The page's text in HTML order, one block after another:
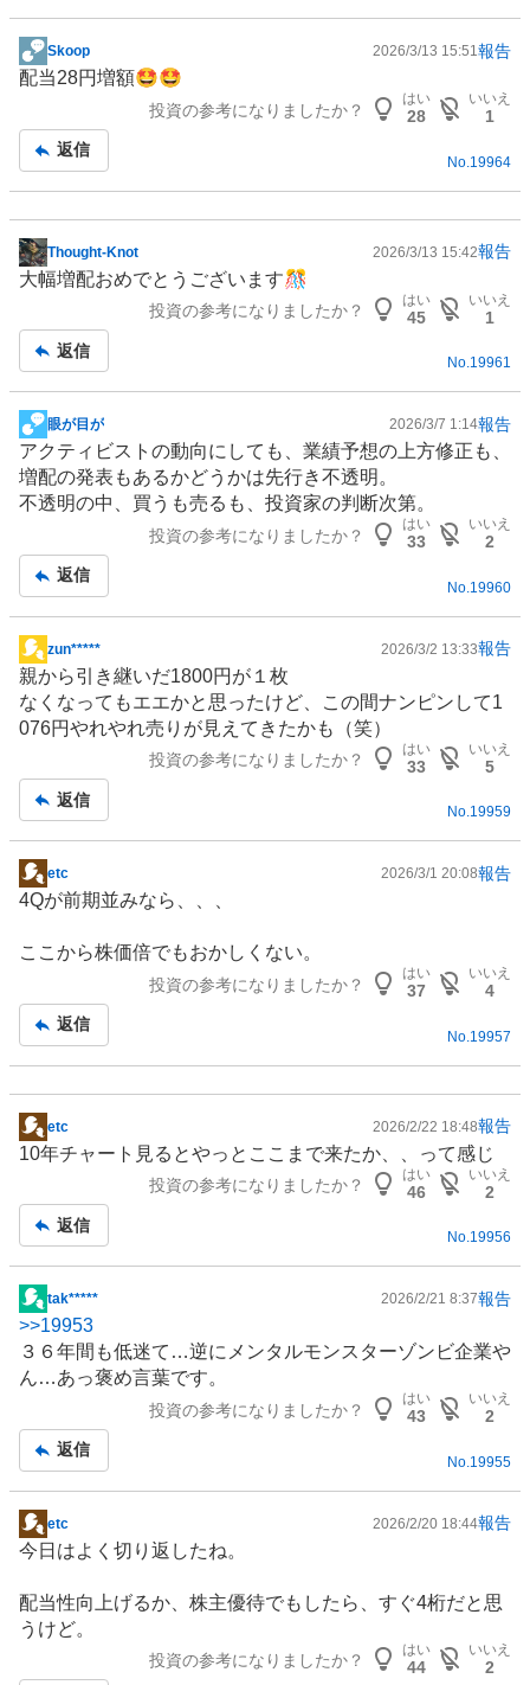
掲
示
事
Skoop 2026/3/13 15:51報告
配当28円増額🤩🤩
投資の参考になりましたか？
はい
28
いいえ
1
返信
No. 19964
掲
示
事
Thought-Knot 2026/3/13 15:42報告
大幅増配おめでとうございます🎊
投資の参考になりましたか？
はい
45
いいえ
1
返信
No.19961
掲
示
板
記
眼が目が 2026/3/7 1:14報告
アクティビストの動向にしても、業績予想の上方修正も、
増配の発表もあるかどうかは先行き不透明。
不透明の中、買うも売るも、投資家の判断次第。
投資の参考になりましたか？
はい
33
いいえ
2
返信
No. 19960
掲
示
板
記
zun***** 2026/3/2 13:33報告
親から引き継いだ1800円が１枚
なくなってもエエかと思ったけど、この間ナンピンして1
076円やれやれ売りが見えてきたかも（笑）
投資の参考になりましたか？
はい
33
いいえ
5
返信
No.19959
掲
示
記
etc 2026/3/1 20:08報告
4Qが前期並みなら、、、
ここから株価倍でもおかしくない。
投資の参考になりましたか？
はい
37
いいえ
4
返信
No. 19957
掲
示
事
etc 2026/2/22 18:48報告
10年チャート見るとやっとここまで来たか、、って感じ
投資の参考になりましたか？
はい
46
いいえ
2
返信
No.19956
掲
示
板
記
tak***** 2026/2/21 8:37報告
>>19953
３６年間も低迷て…逆にメンタルモンスターゾンビ企業や
ん…あっ褒め言葉です。
投資の参考になりましたか？
はい
43
いいえ
2
返信
No. 19955
掲
示
記
事
etc 2026/2/20 18:44報告
今日はよく切り返したね。
配当性向上げるか、 株主優待でもしたら、すぐ4桁だと思
うけど。
投資の参考になりましたか？
はい
44
いいえ
2